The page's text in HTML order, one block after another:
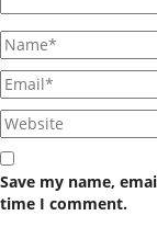
Save my name,
time I comment.